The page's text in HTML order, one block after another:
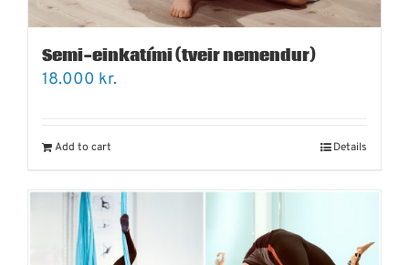
Semi-einkatími (tveir nemendur)
18.000 kr.
Add to cart Details